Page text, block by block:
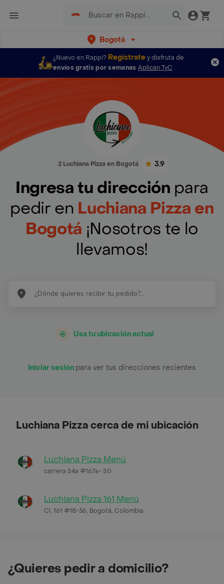
Bogotá
¿Nuevo en Rappi? Regístratey disfruta de
envíos gratis por semanas Aplican TyC
2 Luchiana Pizza en Bogotá 3.9
Ingresa tu dirección para
pedir en Luchiana Pizza en
Bogotá ¡Nosotros te lo
llevamos!
Usa tu ubicación actual
Iniciar sesión para ver tus direcciones recientes
Luchiana Pizza cerca de mi ubicación
Luchiana Pizza Menú
carrera 54a #167a- 50
Luchiana Pizza 161 Menú
Cl. 161 #18-36, Bogotá, Colombia
¿Quieres pedir a domicilio?